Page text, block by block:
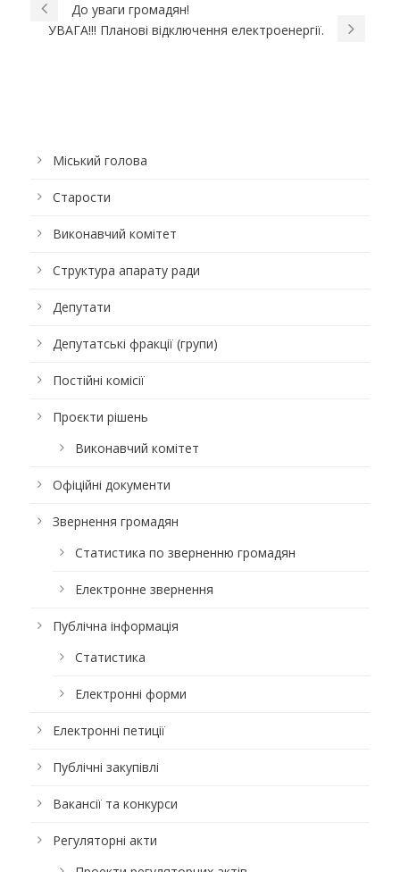
До уваги громадян!
УВАГА!!! Планові відключення електроенергії.
Міський голова
Старости
Виконавчий комітет
Структура апарату ради
Депутати
Депутатські фракції (групи)
Постійні комісії
Проєкти рішень
Виконавчий комітет
Офіційні документи
Звернення громадян
Статистика по зверненню громадян
Електронне звернення
Публічна інформація
Статистика
Електронні форми
Електронні петиції
Публічні закупівлі
Вакансії та конкурси
Регуляторні акти